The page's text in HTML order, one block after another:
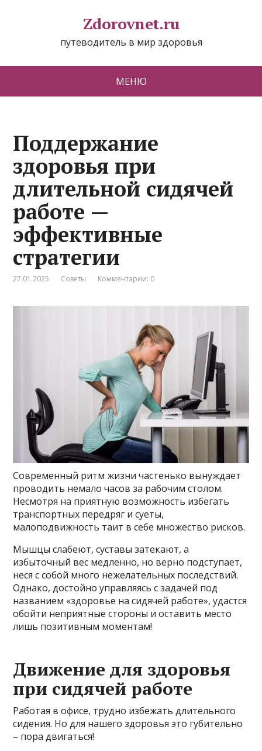
Zdorovnet.ru
путеводитель в мир здоровья
МЕНЮ
Поддержание
здоровья при
длительной сидячей
работе —
эффективные
стратегии
27.01.2025 Советы Комментарии: 0
Современный ритм жизни частенько вынуждает
проводить немало часов за рабочим столом.
Несмотря на приятную возможность избегать
транспортных передряг и суеты,
малоподвижность таит в себе множество рисков.
Мышцы слабеют, суставы затекают, а
избыточный вес медленно, но верно подступает,
неся с собой много нежелательных последствий.
Однако, достойно управляясь с задачей под
названием «здоровье на сидячей работе», удастся
обойти неприятные стороны и оставить место
лишь позитивным моментам!
Движение для здоровья
при сидячей работе
Работая в офисе, трудно избежать длительного
сидения. Но для нашего здоровья это губительно
– пора двигаться!